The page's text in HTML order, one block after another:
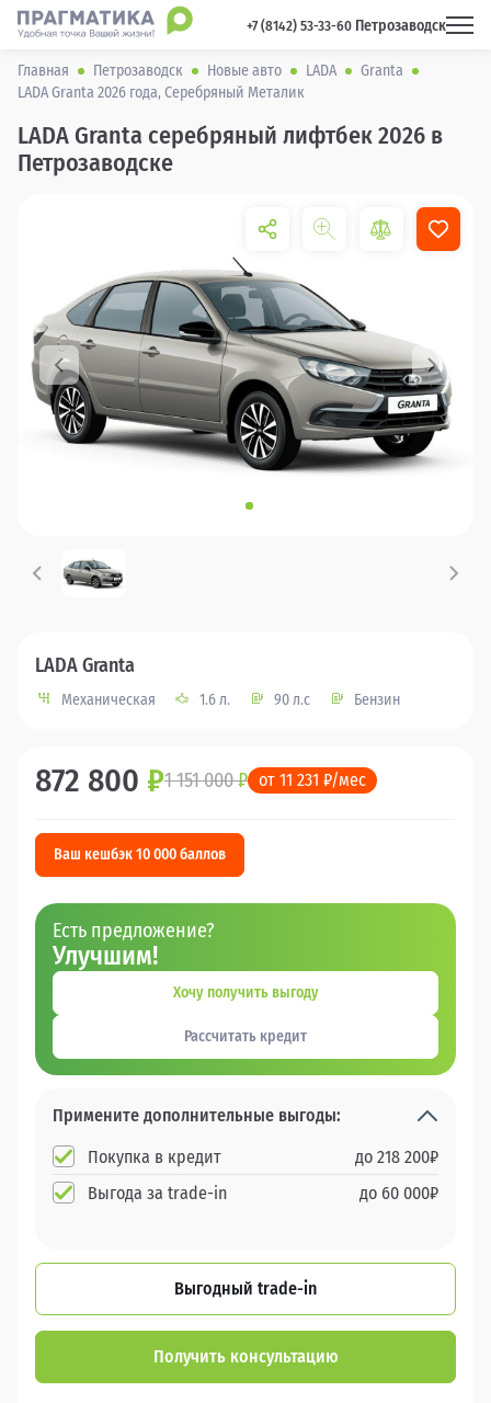
+7 (8142) 53-33-60 Петрозаводск
Главная Петрозаводск Новые авто LADA
Granta
LADA Granta 2026 года, Серебряный Металик
LADA Granta серебряный лифтбек 2026 в
Петрозаводске
LADA Granta
Механическая 1.6 л. 90 л.с Бензин
872 800 ₽1 151 000₽ от 11 231 ₽/мес
Ваш кешбэк 10 000 баллов
Есть предложение?
Улучшим!
Хочу получить выгоду
Рассчитать кредит
Примените дополнительные выгоды:
Покупка в кредит
до 218 200₽
Выгода за trade-in
до 60 000₽
Выгодный trade-in
Получить консультацию